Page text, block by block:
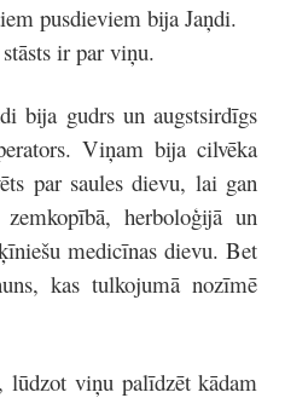
pusdieviem bija Jaņdi.
ir par viņu.
bija gudrs un augstsirdīgs
Viņam bija cilvēka
par saules dievu, lai gan
herboloģijā un
medicīnas dievu. Bet
kas tulkojumā nozīmē
lūdzot viņu palīdzēt kādam